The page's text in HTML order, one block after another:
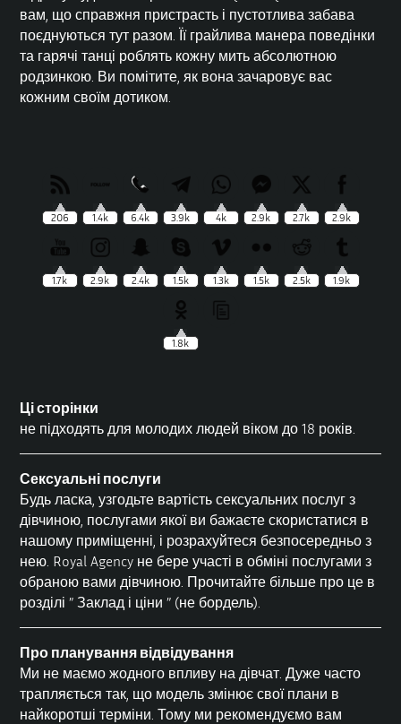
206 1.4k 6.4k 3.9k 4k 2.9k 2.7k 2.9k
1.7k 2.9k 2.4k 1.5k 1.3k 1.5k 2.5k 1.9k
1.8k
вам, що справжня пристрасть і пустотлива забава
поєднуються тут разом. Її грайлива манера поведінки
та гарячі танці роблять кожну мить абсолютною
родзинкою. Ви помітите, як вона зачаровує вас
кожним своїм дотиком.
Ці сторінки
не підходять для молодих людей віком до 18 років.
Сексуальні послуги
Будь ласка, узгодьте вартість сексуальних послуг з
дівчиною, послугами якої ви бажаєте скористатися в
нашому приміщенні, і розрахуйтеся безпосередньо з
нею. Royal Agency не бере участі в обміні послугами з
обраною вами дівчиною. Прочитайте більше про це в
розділі ”Заклад і ціни ” (не бордель).
Про планування відвідування
Ми не маємо жодного впливу на дівчат. Дуже часто
трапляється так, що модель змінює свої плани в
найкоротші терміни. Тому ми рекомендуємо вам